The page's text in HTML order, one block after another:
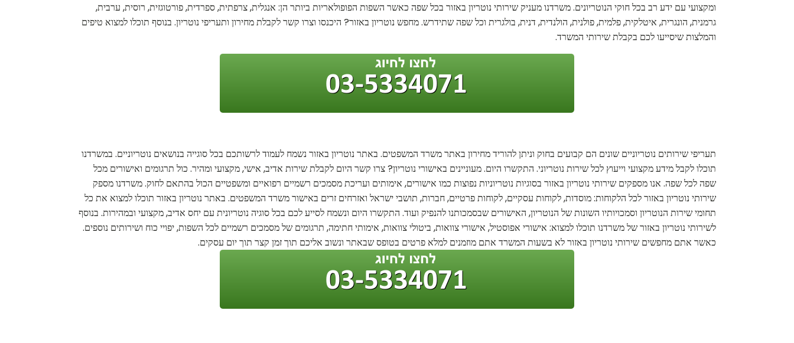
ומקצועי עם ידע רב בכל חוקי הנוטריונים. משרדנו מעניק שירותי נוטריון באזור בכל שפה כאשר השפות הפופולאריות ביותר הן: אנגלית, צרפתית, ספרדית, פורטוגזית, רוסית, ערבית,
גרמנית, הונגרית, איטלקית, פלמית, פולנית, הולנדית, דנית, בולגרית וכל שפה שתידרש. מחפש נוטריון באזור? היכנסו וצרו קשר לקבלת מחירון ותעריפי נוטריון. בנוסף תוכלו למצוא טיפים
והמלצות שיסייעו לכם בקבלת שירותי המשרד.
תעריפי שירותים נוטריוניים שונים הם קבועים בחוק וניתן להוריד מחירון באתר משרד המשפטים. באתר נוטריון באזור נשמח לעמוד לרשותכם בכל סוגייה בנושאים נוטריוניים. במשרדנו
תוכלו לקבל מידע מקצועי וייעוץ לכל שירות נוטריוני. התקשרו היום. מעוניינים באישורי נוטריון? צרו קשר היום לקבלת שירות אדיב, אישי, מקצועי ומהיר. כול תרגומים ואישורים מכל
שפה לכל שפה. אנו מספקים שירותי נוטריון באזור בסוגיות נוטריוניות נפוצות כמו אישורים, אימותים ועריכת מסמכים רשמיים רפואיים ומשפטיים הכול בהתאם לחוק. משרדנו מספק
שירותי נוטריון באזור לכל הלקוחות: מוסדות, לקוחות עסקיים, לקוחות פרטיים, חברות, תושבי ישראל ואזרחים זרים באישור משרד המשפטים. באתר נוטריון באזור תוכלו למצוא את כל
תחומי שירות הנוטריון וסמכויותיו השונות של הנוטריון, האישורים שבסמכותנו להנפיק ועוד. התקשרו היום ונשמח לסייע לכם בכל סוגיה נוטריונית עם יחס אדיב, מקצועי ובמהירות. בנוסף
לשירותי נוטריון באזור של משרדנו תוכלו למצוא: אישורי אפוסטיל, אישורי צוואות, ביטולי צוואות, אימותי חתימה, תרגומים של מסמכים רשמיים לכל השפות, יפויי כוח ושירותים נוספים.
כאשר אתם מחפשים שירותי נוטריון באזור לא בשעות המשרד אתם מוזמנים למלא פרטים בטופס שבאתר ונשוב אליכם תוך זמן קצר תוך יום עסקים.